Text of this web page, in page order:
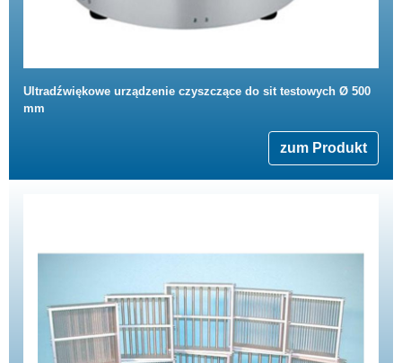
Ultradźwiękowe urządzenie czyszczące do sit testowych Ø 500
mm
zum Produkt